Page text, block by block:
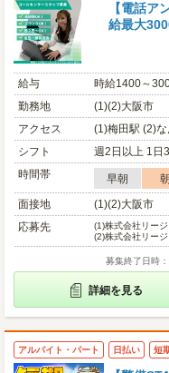
【電話ア
給最大
給与
時給1400～
勤務地
(1)(2)大阪市
アクセス
(1)梅田駅 (2)な
シフト
週2日以上 1日
時間帯
早朝 朝
面接地
(1)(2)大阪市
応募先
(1)株式会社リー
(2)株式会社リー
募集終了日時
詳細を見る
アルバイト・パート 日払い 短